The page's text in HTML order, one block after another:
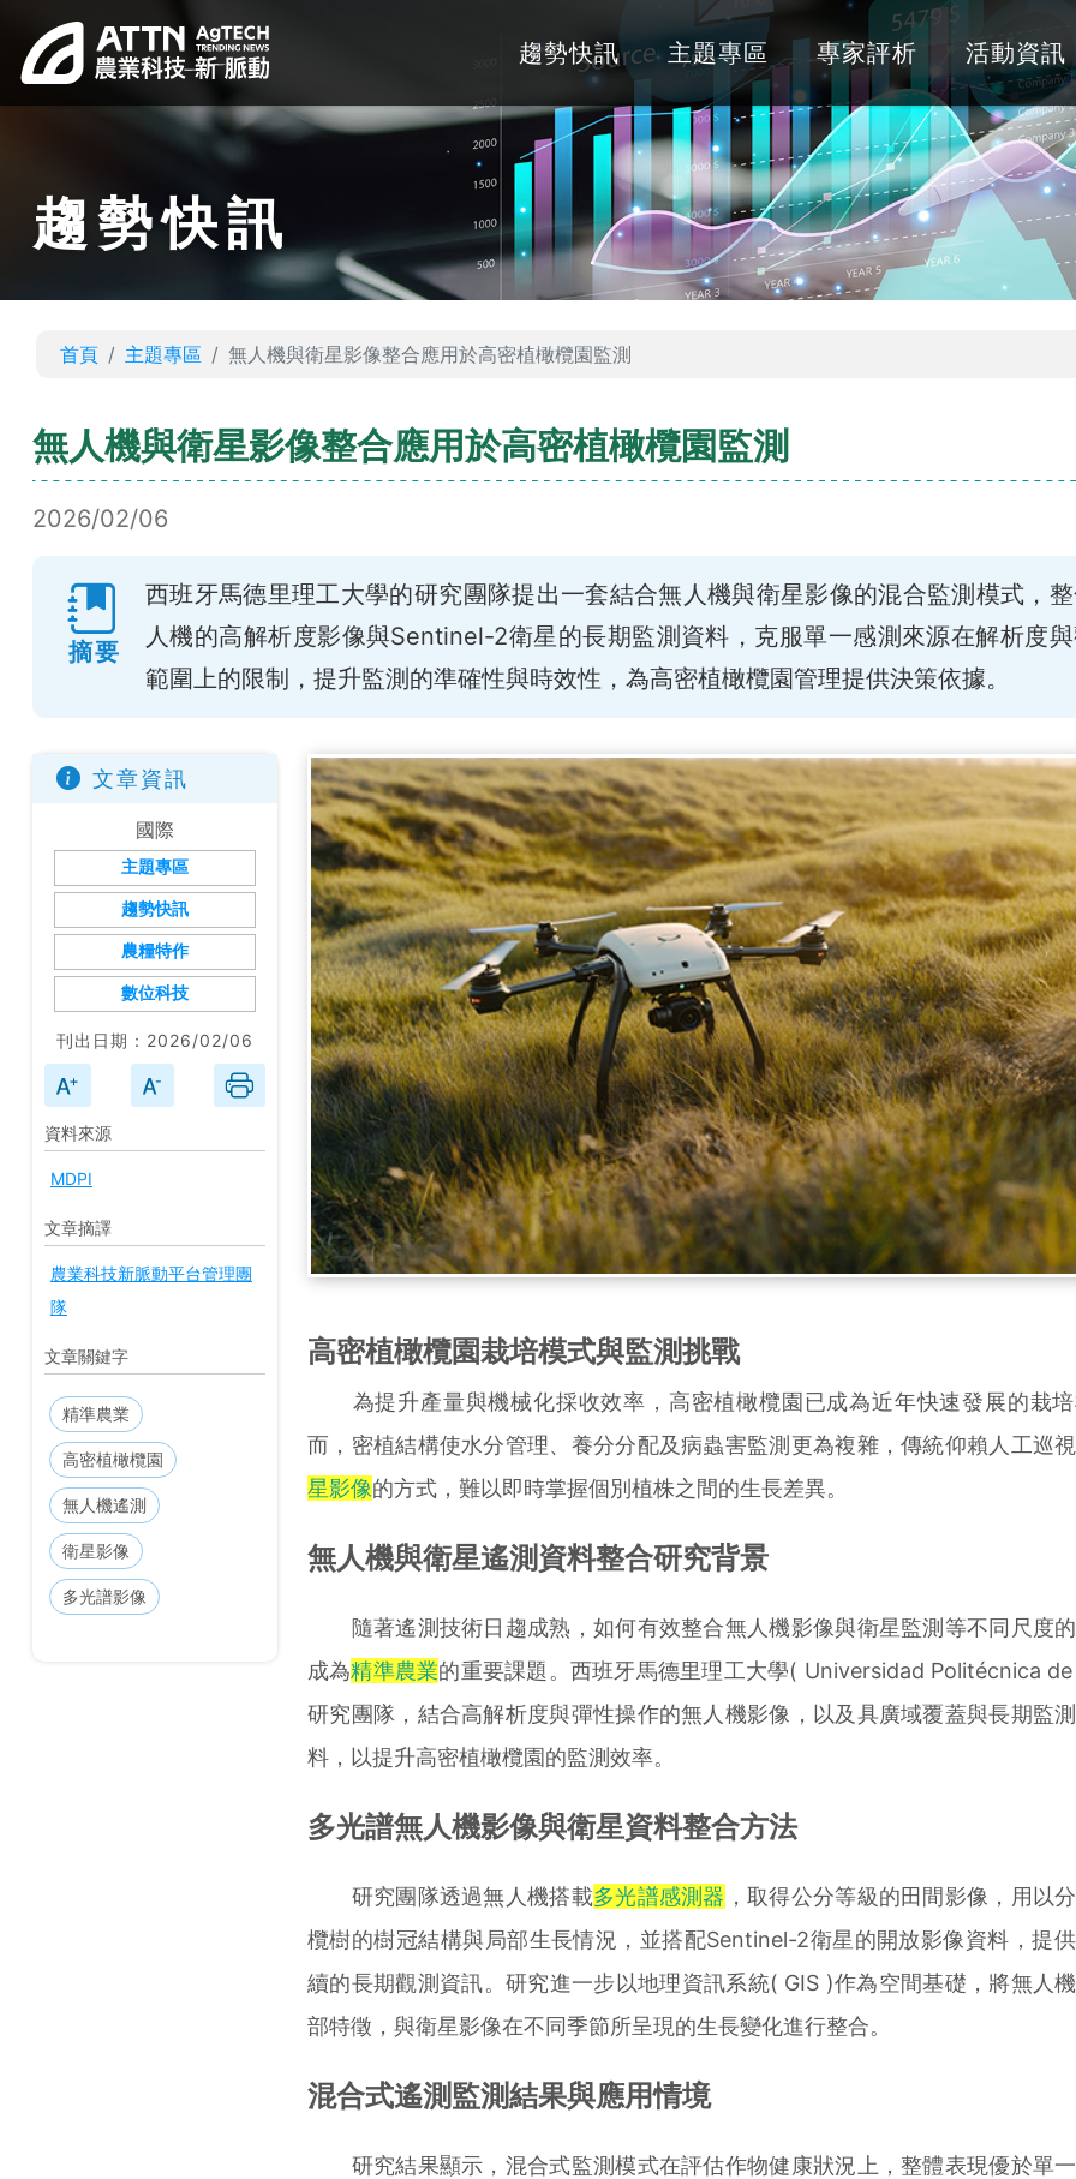
趨勢快訊 主題專區 專家評析 活動資訊
趨勢快訊
首頁 主題專區 無人機與衛星影像整合應用於高密植橄欖園監測
無人機與衛星影像整合應用於高密植橄欖園監測
2026/02/06
摘要
西班牙馬德里理工大學的研究團隊提出一套結合無人機與衛星影像的混合監測模式，
人機的高解析度影像與Sentinel-2衛星的長期監測資料，克服單一感測來源在解析度
範圍上的限制，提升監測的準確性與時效性，為高密植橄欖園管理提供決策依據。
文章資訊
國際
主題專區
趨勢快訊
農糧特作
數位科技
刊出日期：2026/02/06
資料來源
MDPI
文章摘譯
農業科技新脈動平台管理團
隊
文章關鍵字
精準農業
高密植橄欖園
無人機遙測
衛星影像
多光譜影像
高密植橄欖園栽培模式與監測挑戰
為提升產量與機械化採收效率，高密植橄欖園已成為近年快速發展的栽
而，密植結構使水分管理、養分分配及病蟲害監測更為複雜，傳統仰賴人工巡
星影像的方式，難以即時掌握個別植株之間的生長差異。
無人機與衛星遙測資料整合研究背景
隨著遙測技術日趨成熟，如何有效整合無人機影像與衛星監測等不同尺度
成為精準農業的重要課題。西班牙馬德里理工大學( Universidad Politécnica
研究團隊，結合高解析度與彈性操作的無人機影像，以及具廣域覆蓋與長期監
料，以提升高密植橄欖園的監測效率。
多光譜無人機影像與衛星資料整合方法
研究團隊透過無人機搭載多光譜感測器 ，取得公分等級的田間影像，用以
欖樹的樹冠結構與局部生長情況，並搭配Sentinel-2衛星的開放影像資料，提
續的長期觀測資訊。研究進一步以地理資訊系統( GIS )作為空間基礎，將無人
部特徵，與衛星影像在不同季節所呈現的生長變化進行整合。
混合式遙測監測結果與應用情境
研究結果顯示，混合式監測模式在評估作物健康狀況上，整體表現優於單